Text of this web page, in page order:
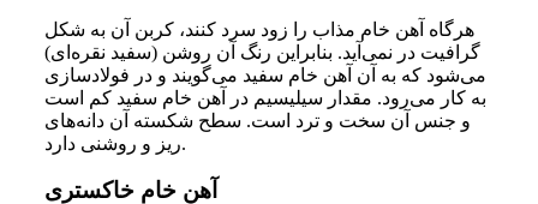
هرگاه آهن خام مذاب را زود سرد کنند، کربن آن به شکل
گرافیت در نمی‌آید. بنابراین رنگ آن روشن (سفید نقره‌ای)
می‌شود که به آن آهن خام سفید می‌گویند و در فولادسازی
به کار می‌رود. مقدار سیلیسیم در آهن خام سفید کم است
و جنس آن سخت و ترد است. سطح شکسته آن دانه‌های
ریز و روشنی دارد.
آهن خام خاکستری